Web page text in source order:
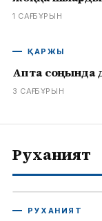
1 САҒ БҰРЫН
ҚАРЖЫ
Апта соңында
3 САҒ БҰРЫН
Руханият
РУХАНИЯТ